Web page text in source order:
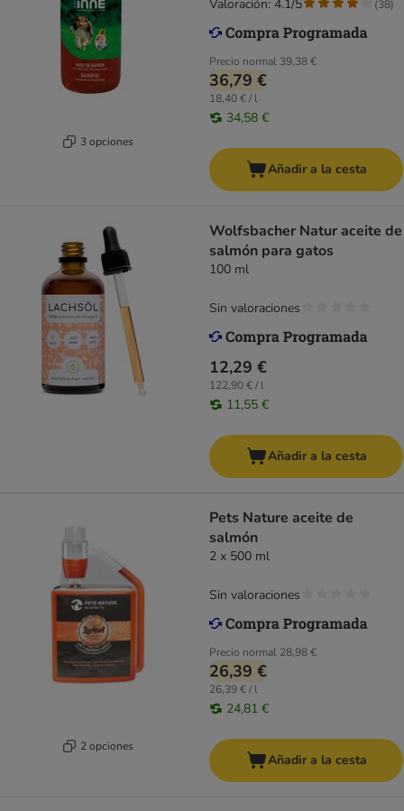
3 opciones
Precio normal 39,38 €
36,79 €
18,40 € / l
34,58 €
Valoración: 4.1/5 (38)
Añadir a la cesta
Wolfsbacher Natur aceite de
salmón para gatos
100 ml
12,29 €
122,90 € / l
11,55 €
Sin valoraciones
Añadir a la cesta
2 opciones
Pets Nature aceite de
salmón
2 x 500 ml
Precio normal 28,98 €
26,39 €
26,39 € / l
24,81 €
Sin valoraciones
Añadir a la cesta